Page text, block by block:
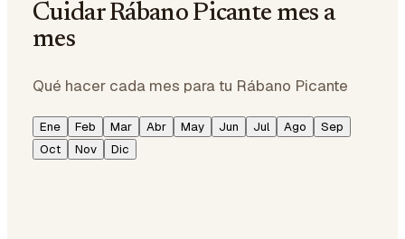
Cuidar Rábano Picante mes a
mes
Qué hacer cada mes para tu Rábano Picante
Ene Feb Mar Abr May Jun Jul Ago
Sep
Oct
Nov Dic